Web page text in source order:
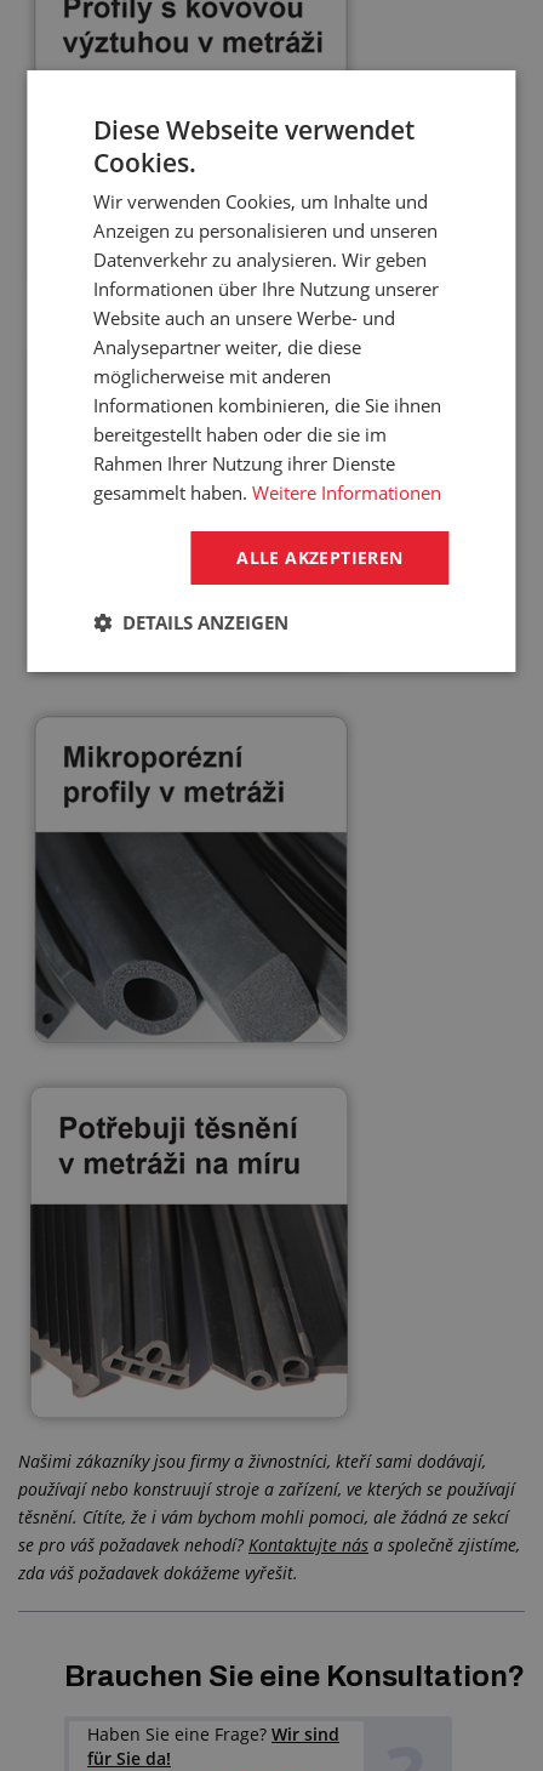
Našimi zákazníky jsou firmy a živnostníci, kteří sami dodávají,
používají nebo konstruují stroje a zařízení, ve kterých se používají
těsnění. Cítíte, že i vám bychom mohli pomoci, ale žádná ze sekcí
se pro váš požadavek nehodí?Kontaktujte nás a společně zjistíme,
zda váš požadavek dokážeme vyřešit.
Brauchen Sie eine Konsultation?
Haben Sie eine Frage? Wir sind
für Sie da!
Diese Webseite verwendet
Cookies.
Wir verwenden Cookies, um Inhalte und
Anzeigen zu personalisieren und unseren
Datenverkehr zu analysieren. Wir geben
Informationen über Ihre Nutzung unserer
Website auch an unsere Werbe- und
Analysepartner weiter, die diese
möglicherweise mit anderen
Informationen kombinieren, die Sie ihnen
bereitgestellt haben oder die sie im
Rahmen Ihrer Nutzung ihrer Dienste
gesammelt haben.Weitere Informationen
ALLE AKZEPTIEREN
DETAILS ANZEIGEN